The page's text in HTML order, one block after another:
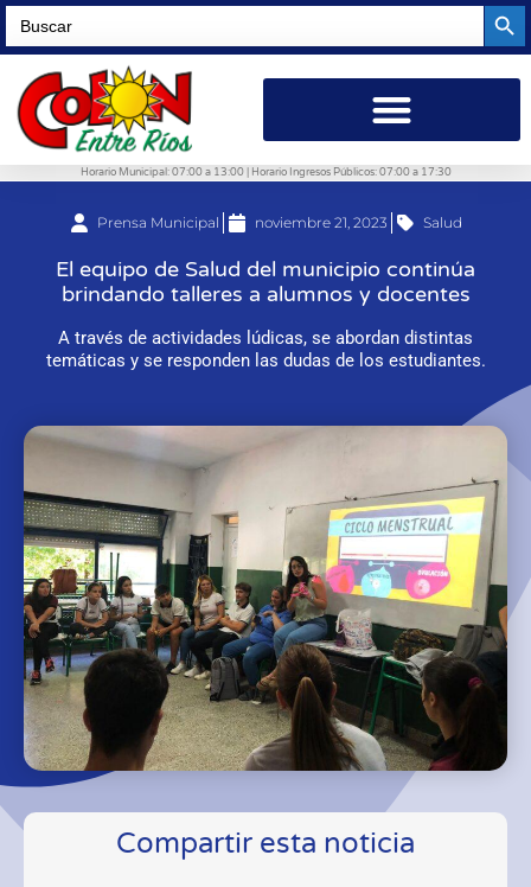
Search
for:
Horario Municipal: 07:00 a 13:00 | Horario Ingresos Públicos: 07:00 a 17:30
Prensa Municipal noviembre 21, 2023 Salud
El equipo de Salud del municipio continúa
brindando talleres a alumnos y docentes
A través de actividades lúdicas, se abordan distintas
temáticas y se responden las dudas de los estudiantes.
Compartir esta noticia